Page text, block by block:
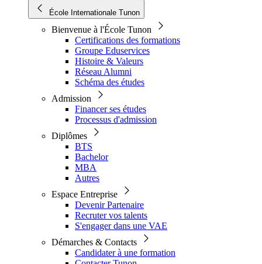
École Internationale Tunon
Bienvenue à l'École Tunon
Certifications des formations
Groupe Eduservices
Histoire & Valeurs
Réseau Alumni
Schéma des études
Admission
Financer ses études
Processus d'admission
Diplômes
BTS
Bachelor
MBA
Autres
Espace Entreprise
Devenir Partenaire
Recruter vos talents
S'engager dans une VAE
Démarches & Contacts
Candidater à une formation